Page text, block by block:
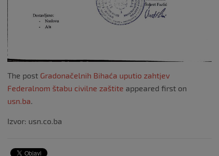
The post Gradonačelnih Bihaća uputio zahtjev
Federalnom štabu civilne zaštite appeared first on
usn.ba.
Izvor: usn.co.ba